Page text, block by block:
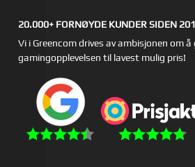
20.000+ FORNØYDE KUNDER SIDEN
Vi i Greencom drives av ambisjonen om
gamingopplevelsen til lavest mulig pris!